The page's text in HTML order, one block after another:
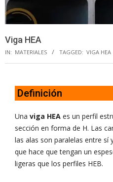
Viga HEA
IN: MATERIALES TAGGED: VIGA HEA
Definición
Una viga HEA es un perfil
sección en forma de H. Las
las alas son paralelas entre sí
que hace que tengan un
ligeras que los perfiles HEB.